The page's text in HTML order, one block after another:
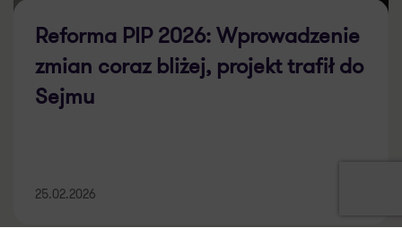
Reforma PIP 2026: Wprowadzenie
zmian coraz bliżej, projekt trafił do
Sejmu
25.02.2026